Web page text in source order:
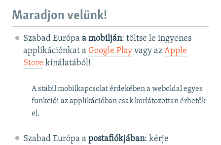
Maradjon velünk!
Szabad Európa a mobilján: töltse le ingyenes
applikációnkat a Google Playvagy az Apple
Store kínálatából!
A stabil mobilkapcsolat érdekében a weboldal egyes
funkciói az applikációban csak korlátozottan érhetők
el.
Szabad Európa a postafiókjában: kérje